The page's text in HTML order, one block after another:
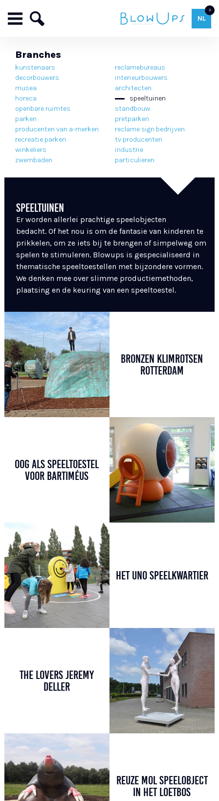
3
NL
Branches
kunstenaars
reclamebureaus
decorbouwers
interieurbouwers
musea
architecten
horeca
speeltuinen
openbare ruimtes
standbouw
parken
pretparken
producenten van a-merken
reclame sign bedrijven
recreatie parken
tv producenten
winkeliers
industrie
zwembaden
particulieren
SPEELTUINEN
Er worden allerlei prachtige speelobjecten
bedacht. Of het nou is om de fantasie van kinderen te
prikkelen, om ze iets bij te brengen of simpelweg om
spelen te stimuleren. Blowups is gespecialiseerd in
thematische speeltoestellen met bijzondere vormen.
We denken mee over slimme productiemethoden,
plaatsing en de keuring van een speeltoestel.
BRONZEN KLIMROTSEN
ROTTERDAM
OOG ALS SPEELTOESTEL
VOOR BARTIMÉUS
HET UNO SPEELKWARTIER
THE LOVERS JEREMY
DELLER
REUZE MOL SPEELOBJECT
IN HET LOETBOS